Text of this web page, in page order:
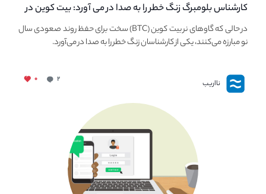
کارشناس بلومبرگ زنگ خطر را به صدا در می آورد: بیت کوین در
معرض خطر سقوط بزرگ است - دلیل آن چیست؟در حالی که گاوهای نر بیت کوین (BTC) سخت برای حفظ روند صعودی سال
نو مبارزه می‌کنند، یکی از کارشناسان زنگ خطر را به صدا در می‌آورد.
نااریب ۲ ۰